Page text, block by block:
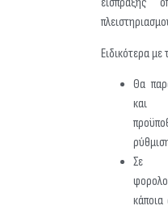
είσπραξης
Ειδικότερα με
Θα
και
⁠Σε